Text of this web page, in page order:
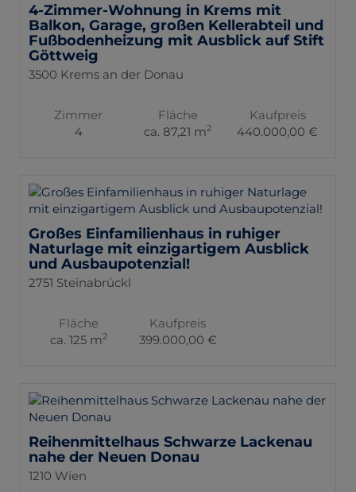
4-Zimmer-Wohnung in Krems mit
Balkon, Garage, großen Kellerabteil und
Fußbodenheizung mit Ausblick auf Stift
Göttweig
3500 Krems an der Donau
Zimmer
4
Fläche
ca. 87,21 m2
Kaufpreis
440.000,00 €
Großes Einfamilienhaus in ruhiger
Naturlage mit einzigartigem Ausblick
und Ausbaupotenzial!
2751 Steinabrückl
Fläche
ca. 125 m2
Kaufpreis
399.000,00 €
Reihenmittelhaus Schwarze Lackenau
nahe der Neuen Donau
1210 Wien